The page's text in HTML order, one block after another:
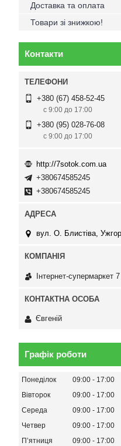
Доставка та оплата
Товари зі знижкою!
Контакти
+380 (67) 458-52-45
с 9:00 до 17:00
+380 (95) 028-76-08
с 9:00 до 17:00
http://7sotok.com.ua
+380674585245
+380674585245
вул. О. Блистіва,
Інтернет-супермаркет
Євгеній
Графік роботи
Понеділок 09:00
17:00
Вівторок
09:00
17:00
Середа
09:00
17:00
Четвер
09:00
17:00
Пʼятниця
09:00
17:00